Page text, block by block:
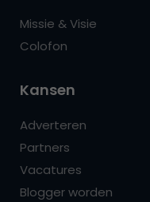
Missie & Visie
Colofon
Kansen
Adverteren
Partners
Vacatures
Blogger worden